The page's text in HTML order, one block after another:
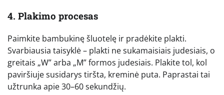
4. Plakimo procesas
Paimkite bambukinę šluotelę ir pradėkite plakti.
Svarbiausia taisyklė – plakti ne sukamaisiais judesiais, o
greitais „W” arba „M” formos judesiais. Plakite tol, kol
paviršiuje susidarys tiršta, kreminė puta. Paprastai tai
užtrunka apie 30–60 sekundžių.